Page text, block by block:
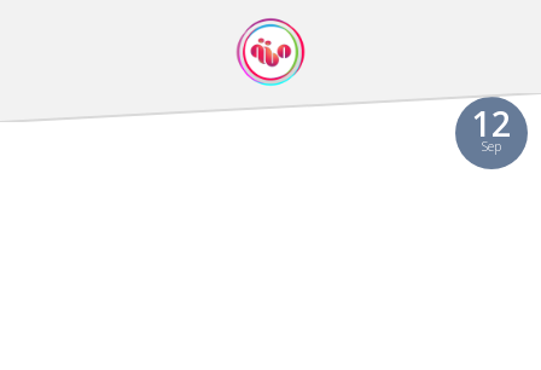
12
Sep